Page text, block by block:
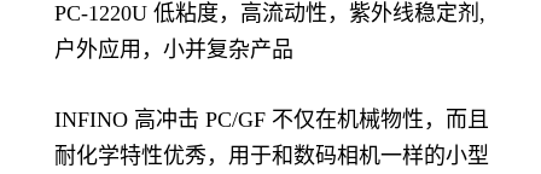
PC-1220U 低粘度，高流动性，紫外线稳定剂,
户外应用，小并复杂产品
INFINO 高冲击 PC/GF 不仅在机械物性，而且
耐化学特性优秀，用于和数码相机一样的小型